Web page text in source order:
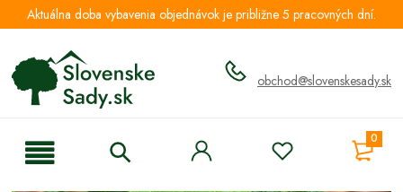
Aktuálna doba vybavenia objednávok je približne 5 pracovných dní.
obchod@slovenskesady.sk
0